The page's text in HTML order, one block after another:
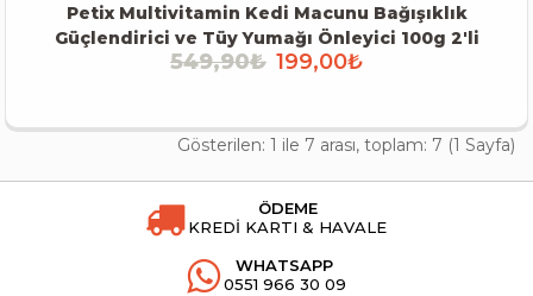
Petix Multivitamin Kedi Macunu Bağışıklık
Güçlendirici ve Tüy Yumağı Önleyici 100g 2'li
549,90₺ 199,00₺
Gösterilen: 1 ile 7 arası, toplam: 7 (1 Sayfa)
ÖDEME
KREDİ KARTI & HAVALE
WHATSAPP
0551 966 30 09